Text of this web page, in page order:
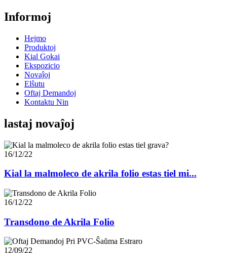
Informoj
Hejmo
Produktoj
Kial Gokai
Ekspozicio
Novaĵoj
Elŝutu
Oftaj Demandoj
Kontaktu Nin
lastaj novaĵoj
16/12/22
Kial la malmoleco de akrila folio estas tiel mi...
16/12/22
Transdono de Akrila Folio
12/09/22